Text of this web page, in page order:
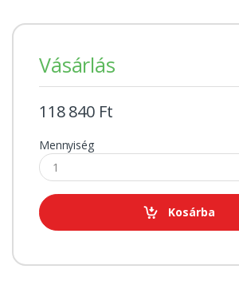
Vásárlás
118 840 Ft
Mennyiség
Kosárba